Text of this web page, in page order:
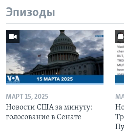
Эпизоды
МАРТ 15, 2025
Новости США за минуту:
голосование в Сенате